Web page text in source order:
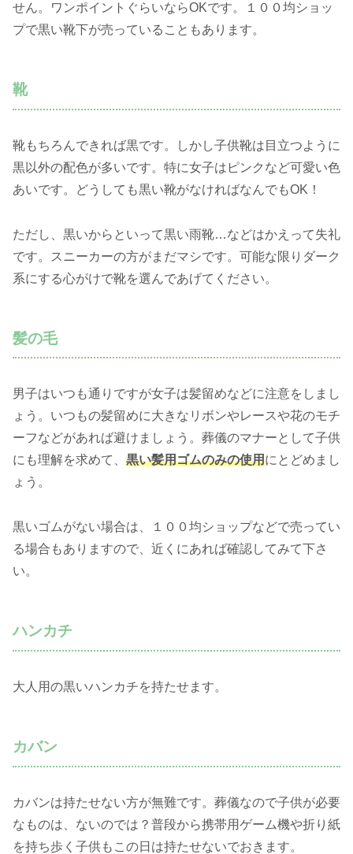
せん。ワンポイントぐらいならOKです。１００均ショッ
プで黒い靴下が売っていることもあります。
靴
靴もちろんできれば黒です。しかし子供靴は目立つように
黒以外の配色が多いです。特に女子はピンクなど可愛い色
あいです。どうしても黒い靴がなければなんでもOK！
ただし、黒いからといって黒い雨靴…などはかえって失礼
です。スニーカーの方がまだマシです。可能な限りダーク
系にする心がけで靴を選んであげてください。
髪の毛
男子はいつも通りですが女子は髪留めなどに注意をしまし
ょう。いつもの髪留めに大きなリボンやレースや花のモチ
ーフなどがあれば避けましょう。葬儀のマナーとして子供
にも理解を求めて、 黒い髪用ゴムのみの使用にとどめまし
ょう。
黒いゴムがない場合は、１００均ショップなどで売ってい
る場合もありますので、近くにあれば確認してみて下さ
い。
ハンカチ
大人用の黒いハンカチを持たせます。
カバン
カバンは持たせない方が無難です。葬儀なので子供が必要
なものは、ないのでは？普段から携帯用ゲーム機や折り紙
を持ち歩く子供もこの日は持たせないでおきます。